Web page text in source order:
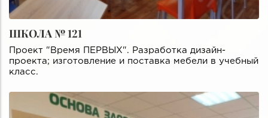
ШКОЛА № 121
Проект "Время ПЕРВЫХ". Разработка дизайн-
проекта; изготовление и поставка мебели в учебный
класс.